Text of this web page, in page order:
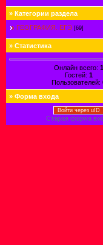
» Категории раздела
ГЕОГРАФИЯ. ЕГЭ [69]
» Статистика
Онлайн всего: 1
Гостей: 1
Пользователей:
» Форма входа
Войти через uID
Старая форма